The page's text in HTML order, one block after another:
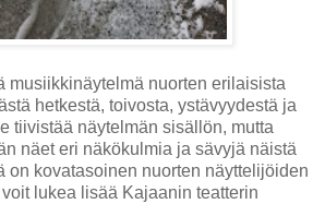
musiikkinäytelmä nuorten erilaisista
hetkestä, toivosta, ystävyydestä ja
tiivistää näytelmän sisällön, mutta
näet eri näkökulmia ja sävyjä näistä
on kovatasoinen nuorten näyttelijöiden
lukea lisää Kajaanin teatterin